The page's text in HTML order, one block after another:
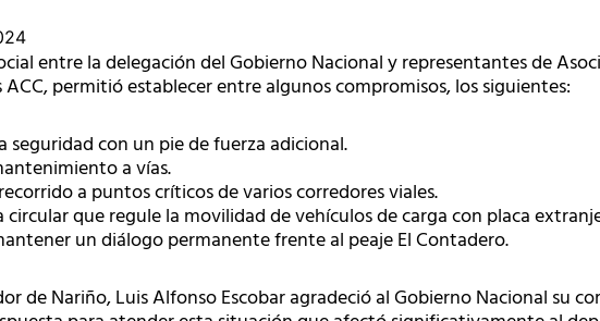
entre la delegación del Gobierno Nacional y representantes de
ACC, permitió establecer entre algunos compromisos, los siguientes:
seguridad con un pie de fuerza adicional.
a vías.
a puntos críticos de varios corredores viales.
circular que regule la movilidad de vehículos de carga con placa
un diálogo permanente frente al peaje El Contadero.
de Nariño, Luis Alfonso Escobar agradeció al Gobierno Nacional su